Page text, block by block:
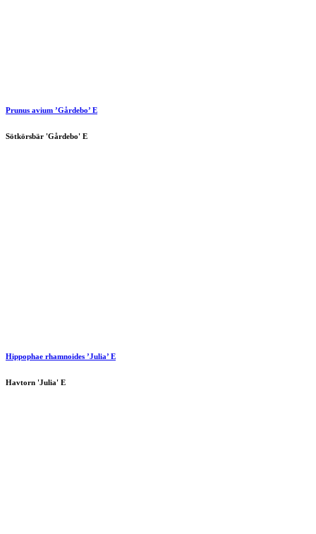
Prunus avium ’Gårdebo’ E
Sötkörsbär 'Gårdebo' E
Hippophae rhamnoides ’Julia’ E
Havtorn 'Julia' E